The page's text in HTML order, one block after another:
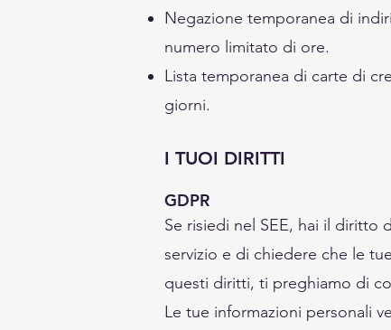
Negazione temporanea di
numero limitato di ore.
Lista temporanea di carte di
giorni.
I TUOI DIRITTI
GDPR
Se risiedi nel SEE, hai il diritto
servizio e di chiedere che le
questi diritti, ti preghiamo di
Le tue informazioni personali